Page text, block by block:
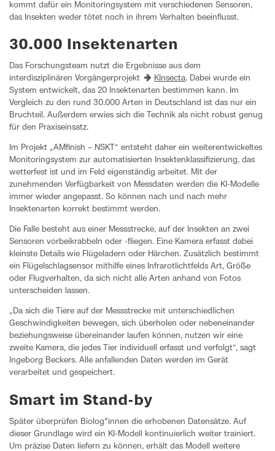
kommt dafür ein Monitoringsystem mit verschiedenen Sensoren,
das Insekten weder tötet noch in ihrem Verhalten beeinflusst.
30.000 Insektenarten
Das Forschungsteam nutzt die Ergebnisse aus dem
interdisziplinären Vorgängerprojekt
KInsecta. Dabei wurde ein
System entwickelt, das 20 Insektenarten bestimmen kann. Im
Vergleich zu den rund 30.000 Arten in Deutschland ist das nur ein
Bruchteil. Außerdem erwies sich die Technik als nicht robust genug
für den Praxiseinsatz.
Im Projekt „AMfinish – NSKT“ entsteht daher ein weiterentwickeltes
Monitoringsystem zur automatisierten Insektenklassifizierung, das
wetterfest ist und im Feld eigenständig arbeitet. Mit der
zunehmenden Verfügbarkeit von Messdaten werden die KI-Modelle
immer wieder angepasst. So können nach und nach mehr
Insektenarten korrekt bestimmt werden.
Die Falle besteht aus einer Messstrecke, auf der Insekten an zwei
Sensoren vorbeikrabbeln oder -fliegen. Eine Kamera erfasst dabei
kleinste Details wie Flügeladern oder Härchen. Zusätzlich bestimmt
ein Flügelschlagsensor mithilfe eines Infrarotlichtfelds Art, Größe
oder Flugverhalten, da sich nicht alle Arten anhand von Fotos
unterscheiden lassen.
„Da sich die Tiere auf der Messstrecke mit unterschiedlichen
Geschwindigkeiten bewegen, sich überholen oder nebeneinander
beziehungsweise übereinander laufen können, nutzen wir eine
zweite Kamera, die jedes Tier individuell erfasst und verfolgt“, sagt
Ingeborg Beckers. Alle anfallenden Daten werden im Gerät
verarbeitet und gespeichert.
Smart im Stand-by
Später überprüfen Biolog*innen die erhobenen Datensätze. Auf
dieser Grundlage wird ein KI-Modell kontinuierlich weiter trainiert.
Um präzise Daten liefern zu können, erhält das Modell weitere